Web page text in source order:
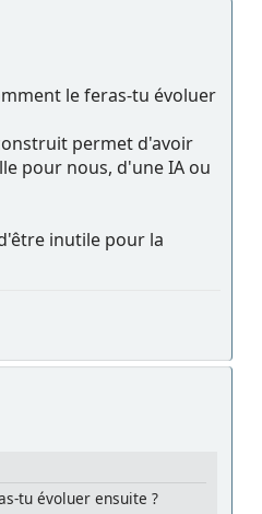
le feras-tu évoluer
permet d'avoir
pour nous, d'une IA ou
inutile pour la
tu évoluer ensuite ?